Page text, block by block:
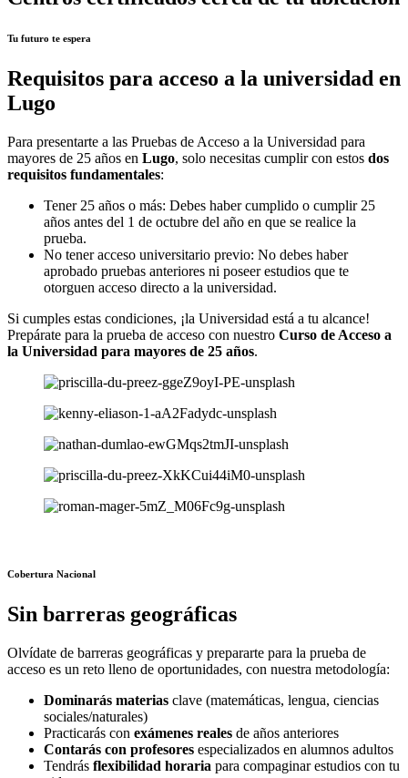
Tu futuro te espera
Requisitos para acceso a la universidad en
Lugo
Para presentarte a las Pruebas de Acceso a la Universidad para
mayores de 25 años en Lugo, solo necesitas cumplir con estos dos
requisitos fundamentales:
Tener 25 años o más: Debes haber cumplido o cumplir 25
años antes del 1 de octubre del año en que se realice la
prueba.
No tener acceso universitario previo: No debes haber
aprobado pruebas anteriores ni poseer estudios que te
otorguen acceso directo a la universidad.
Si cumples estas condiciones, ¡la Universidad está a tu alcance!
Prepárate para la prueba de acceso con nuestro Curso de Acceso a
la Universidad para mayores de 25 años.
Cobertura Nacional
Sin barreras geográficas
Olvídate de barreras geográficas y prepararte para la prueba de
acceso es un reto lleno de oportunidades, con nuestra metodología:
Dominarás materias clave (matemáticas, lengua, ciencias
sociales/naturales)
Practicarás con exámenes reales de años anteriores
Contarás con profesores especializados en alumnos adultos
Tendrás flexibilidad horaria para compaginar estudios con tu